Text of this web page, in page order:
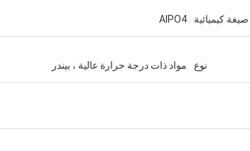
صيغة كيميائية AlPO4
نوع مواد ذات درجة حرارة عالية ، بيندر